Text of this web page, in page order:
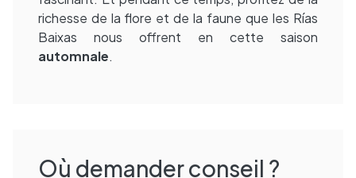
richesse de la flore et de la faune que les Rías
Baixas nous offrent en cette saison
automnale.
Où demander conseil ?